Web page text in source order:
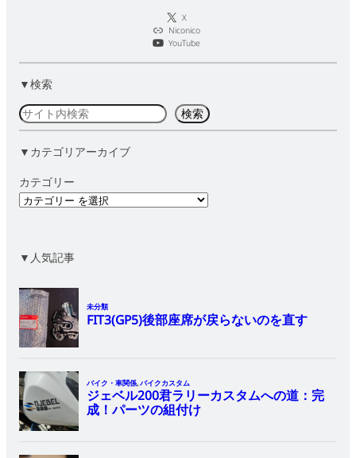
X
Niconico
YouTube
▼検索
検
索
検索
▼カテゴリアーカイブ
カテゴリー
▼人気記事